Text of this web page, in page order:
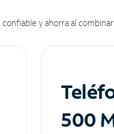
y ahorra al
500